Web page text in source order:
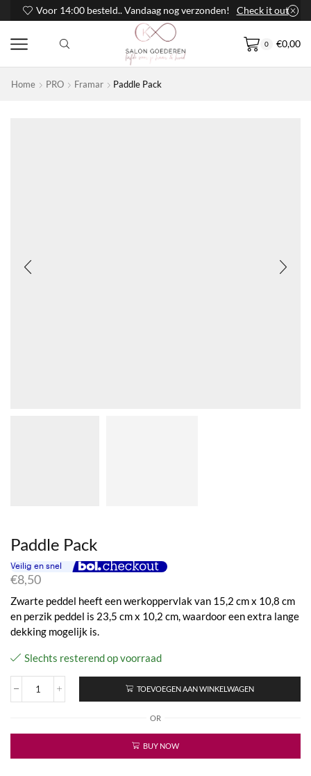
Voor 14:00 besteld.. Vandaag nog verzonden! Check it out
0 €0,00
Home PRO Framar Paddle Pack
Paddle Pack
€8,50
Zwarte peddel heeft een werkoppervlak van 15,2 cm x 10,8 cm
en perzik peddel is 23,5 cm x 10,2 cm, waardoor een extra lange
dekking mogelijk is.
Slechts resterend op voorraad
Paddle
TOEVOEGEN AAN WINKELWAGEN
OR
BUY NOW